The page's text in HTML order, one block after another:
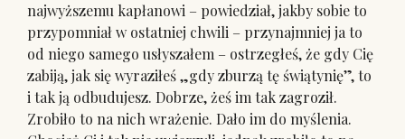
najwyższemu kapłanowi – powiedział, jakby sobie to
przypomniał w ostatniej chwili – przynajmniej ja to
od niego samego usłyszałem – ostrzegłeś, że gdy Cię
zabiją, jak się wyraziłeś „gdy zburzą tę świątynię”, to
i tak ją odbudujesz. Dobrze, żeś im tak zagroził.
Zrobiło to na nich wrażenie. Dało im do myślenia.